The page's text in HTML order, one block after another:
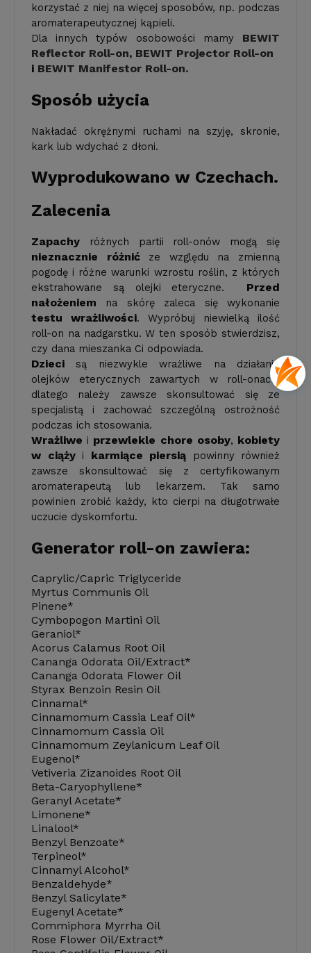
korzystać z niej na więcej sposobów, np. podczas
aromaterapeutycznej kąpieli.
Dla innych typów osobowości mamy BEWIT
Reflector Roll-on, BEWIT Projector Roll-on
i BEWIT Manifestor Roll-on.
Sposób użycia
Nakładać okrężnymi ruchami na szyję, skronie,
kark lub wdychać z dłoni.
Wyprodukowano w Czechach.
Zalecenia
Zapachy różnych partii roll-onów mogą się
nieznacznie różnićze względu na zmienną
pogodę i różne warunki wzrostu roślin, z których
ekstrahowane są olejki eteryczne. ‌ Przed
nałożeniem na skórę zaleca się wykonanie
testu wrażliwości. Wypróbuj niewielką ilość
roll-on na nadgarstku. W ten sposób stwierdzisz,
czy dana mieszanka Ci odpowiada.
Dzieci są niezwykle wrażliwe na działanie
olejków eterycznych zawartych w roll-onach,
dlatego należy zawsze skonsultować się ze
specjalistą i zachować szczególną ostrożność
podczas ich stosowania.
Wrażliwe i przewlekle chore osoby, kobiety
w ciążyi karmiące piersią powinny również
zawsze skonsultować się z certyfikowanym
aromaterapeutą lub lekarzem. Tak samo
powinien zrobić każdy, kto cierpi na długotrwałe
uczucie dyskomfortu.
Generator roll-on zawiera:
Caprylic/Capric Triglyceride
Myrtus Communis Oil
Pinene*
Cymbopogon Martini Oil
Geraniol*
Acorus Calamus Root Oil
Cananga Odorata Oil/Extract*
Cananga Odorata Flower Oil
Styrax Benzoin Resin Oil
Cinnamal*
Cinnamomum Cassia Leaf Oil*
Cinnamomum Cassia Oil
Cinnamomum Zeylanicum Leaf Oil
Eugenol*
Vetiveria Zizanoides Root Oil
Beta-Caryophyllene*
Geranyl Acetate*
Limonene*
Linalool*
Benzyl Benzoate*
Terpineol*
Cinnamyl Alcohol*
Benzaldehyde*
Benzyl Salicylate*
Eugenyl Acetate*
Commiphora Myrrha Oil
Rose Flower Oil/Extract*